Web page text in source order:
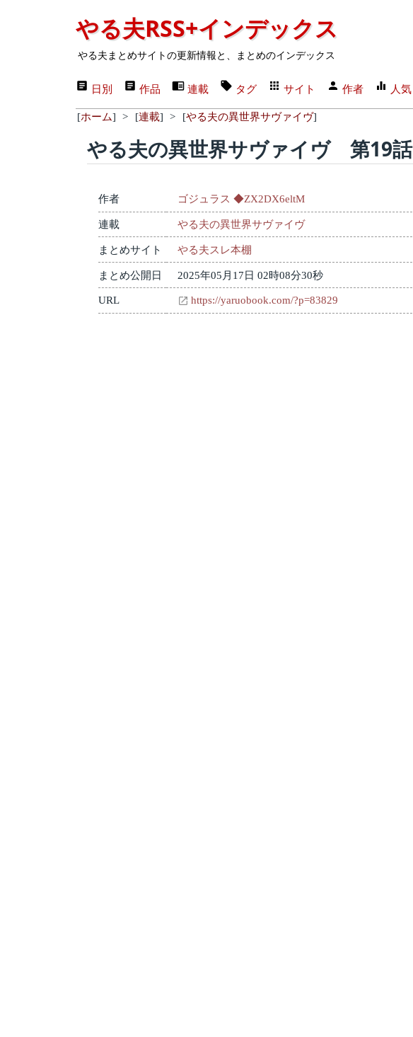
やる夫RSS+インデックス
やる夫まとめサイトの更新情報と、まとめのインデックス
日別 作品 連載 タグ サイト 作者 人気
[ホーム] > [連載] > [やる夫の異世界サヴァイヴ]
やる夫の異世界サヴァイヴ 第19話
作者 ゴジュラス ◆ZX2DX6eltM
連載 やる夫の異世界サヴァイヴ
まとめサイト やる夫スレ本棚
まとめ公開日 2025年05月17日 02時08分30秒
URL https://yaruobook.com/?p=83829